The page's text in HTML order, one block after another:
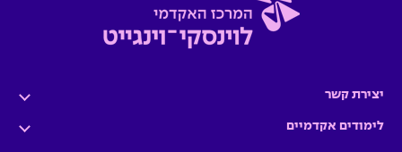
יצירת קשר
לימודים אקדמיים